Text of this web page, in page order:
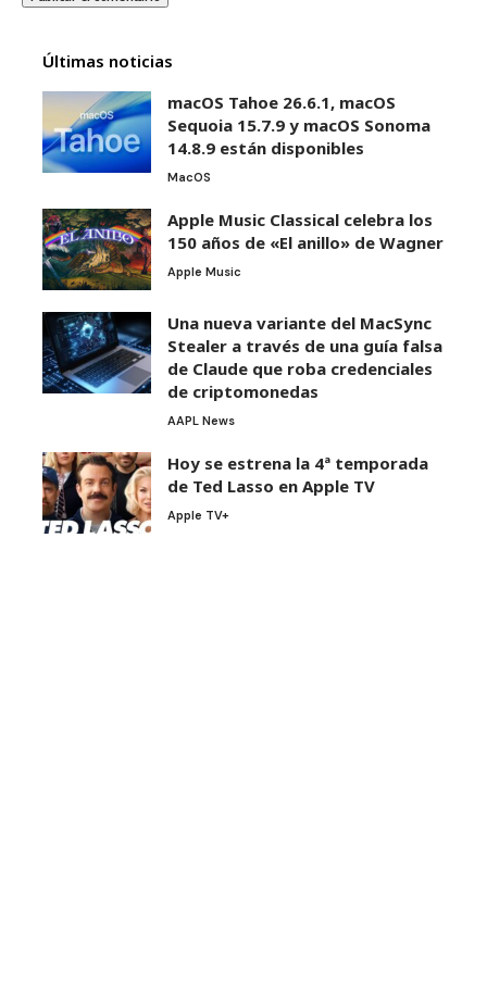
Últimas noticias
macOS Tahoe 26.6.1, macOS
Sequoia 15.7.9 y macOS Sonoma
14.8.9 están disponibles
MacOS
Apple Music Classical celebra los
150 años de «El anillo» de Wagner
Apple Music
Una nueva variante del MacSync
Stealer a través de una guía falsa
de Claude que roba credenciales
de criptomonedas
AAPL News
Hoy se estrena la 4ª temporada
de Ted Lasso en Apple TV
Apple TV+